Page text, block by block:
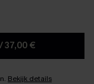
/37,00 €
Bekijk details